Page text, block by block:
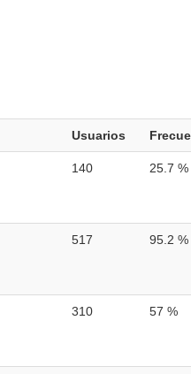
Usuarios
140 25.7 %
517 95.2 %
310 57 %